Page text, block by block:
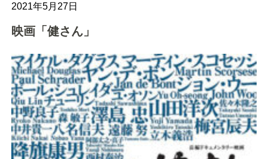
2021年5月27日
映画「健さん」